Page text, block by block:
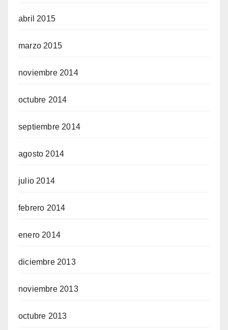
abril 2015
marzo 2015
noviembre 2014
octubre 2014
septiembre 2014
agosto 2014
julio 2014
febrero 2014
enero 2014
diciembre 2013
noviembre 2013
octubre 2013